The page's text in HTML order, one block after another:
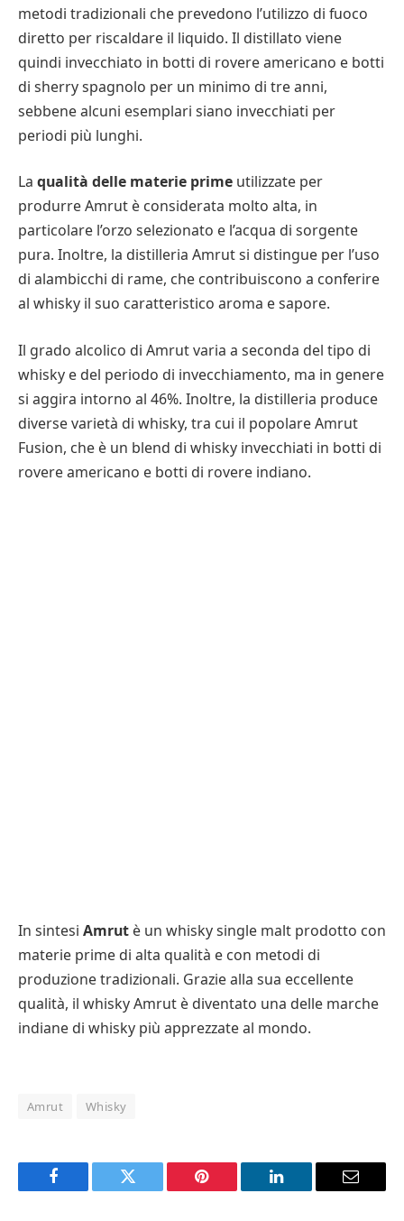
metodi tradizionali che prevedono l’utilizzo di fuoco
diretto per riscaldare il liquido. Il distillato viene
quindi invecchiato in botti di rovere americano e botti
di sherry spagnolo per un minimo di tre anni,
sebbene alcuni esemplari siano invecchiati per
periodi più lunghi.
La qualità delle materie prime utilizzate per
produrre Amrut è considerata molto alta, in
particolare l’orzo selezionato e l’acqua di sorgente
pura. Inoltre, la distilleria Amrut si distingue per l’uso
di alambicchi di rame, che contribuiscono a conferire
al whisky il suo caratteristico aroma e sapore.
Il grado alcolico di Amrut varia a seconda del tipo di
whisky e del periodo di invecchiamento, ma in genere
si aggira intorno al 46%. Inoltre, la distilleria produce
diverse varietà di whisky, tra cui il popolare Amrut
Fusion, che è un blend di whisky invecchiati in botti di
rovere americano e botti di rovere indiano.
In sintesi Amrut è un whisky single malt prodotto con
materie prime di alta qualità e con metodi di
produzione tradizionali. Grazie alla sua eccellente
qualità, il whisky Amrut è diventato una delle marche
indiane di whisky più apprezzate al mondo.
Amrut Whisky
Facebook Twitter Pinterest LinkedIn Email